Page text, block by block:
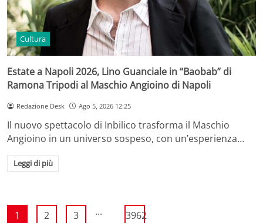
Cultura
Estate a Napoli 2026, Lino Guanciale in “Baobab” di
Ramona Tripodi al Maschio Angioino di Napoli
Redazione Desk Ago 5, 2026 12:25
Il nuovo spettacolo di Inbilico trasforma il Maschio
Angioino in un universo sospeso, con un’esperienza…
Leggi di più
1 2 3 ... 3962